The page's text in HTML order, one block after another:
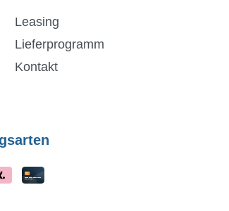
Leasing
Lieferprogramm
Kontakt